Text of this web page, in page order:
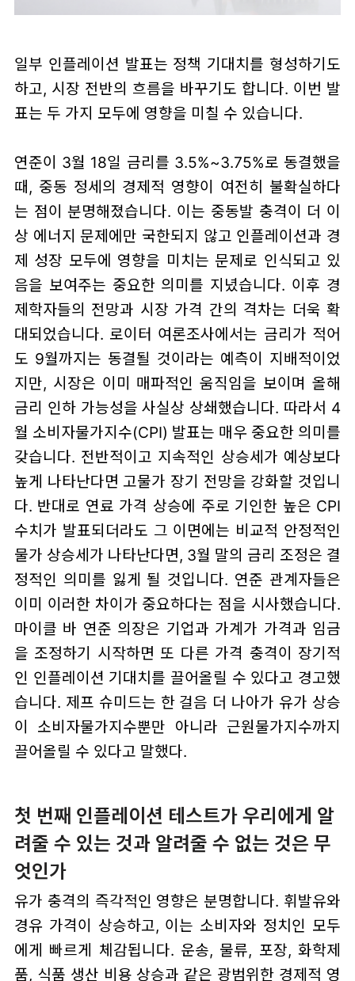
일부 인플레이션 발표는 정책 기대치를 형성하기도
하고, 시장 전반의 흐름을 바꾸기도 합니다. 이번 발
표는 두 가지 모두에 영향을 미칠 수 있습니다.
연준이 3월 18일 금리를 3.5%~3.75%로 동결했을
때, 중동 정세의 경제적 영향이 여전히 불확실하다
는 점이 분명해졌습니다. 이는 중동발 충격이 더 이
상 에너지 문제에만 국한되지 않고 인플레이션과 경
제 성장 모두에 영향을 미치는 문제로 인식되고 있
음을 보여주는 중요한 의미를 지녔습니다. 이후 경
제학자들의 전망과 시장 가격 간의 격차는 더욱 확
대되었습니다. 로이터 여론조사에서는 금리가 적어
도 9월까지는 동결될 것이라는 예측이 지배적이었
지만, 시장은 이미 매파적인 움직임을 보이며 올해
금리 인하 가능성을 사실상 상쇄했습니다. 따라서 4
월 소비자물가지수(CPI) 발표는 매우 중요한 의미를
갖습니다. 전반적이고 지속적인 상승세가 예상보다
높게 나타난다면 고물가 장기 전망을 강화할 것입니
다. 반대로 연료 가격 상승에 주로 기인한 높은 CPI
수치가 발표되더라도 그 이면에는 비교적 안정적인
물가 상승세가 나타난다면, 3월 말의 금리 조정은 결
정적인 의미를 잃게 될 것입니다. 연준 관계자들은
이미 이러한 차이가 중요하다는 점을 시사했습니다.
마이클 바 연준 의장은 기업과 가계가 가격과 임금
을 조정하기 시작하면 또 다른 가격 충격이 장기적
인 인플레이션 기대치를 끌어올릴 수 있다고 경고했
습니다. 제프 슈미드는 한 걸음 더 나아가 유가 상승
이 소비자물가지수뿐만 아니라 근원물가지수까지
끌어올릴 수 있다고 말했다.
첫 번째 인플레이션 테스트가 우리에게 알
려줄 수 있는 것과 알려줄 수 없는 것은 무
엇인가
유가 충격의 즉각적인 영향은 분명합니다. 휘발유와
경유 가격이 상승하고, 이는 소비자와 정치인 모두
에게 빠르게 체감됩니다. 운송, 물류, 포장, 화학제
품, 식품 생산 비용 상승과 같은 광범위한 경제적 영